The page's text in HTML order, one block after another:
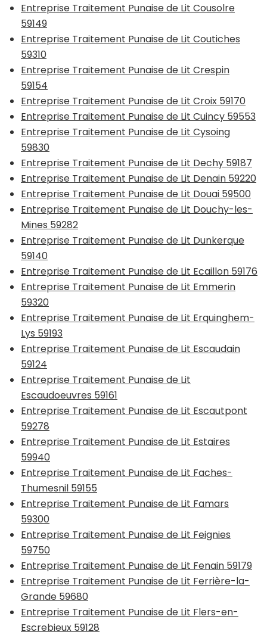
Entreprise Traitement Punaise de Lit Cousolre
59149
Entreprise Traitement Punaise de Lit Coutiches
59310
Entreprise Traitement Punaise de Lit Crespin
59154
Entreprise Traitement Punaise de Lit Croix 59170
Entreprise Traitement Punaise de Lit Cuincy 59553
Entreprise Traitement Punaise de Lit Cysoing
59830
Entreprise Traitement Punaise de Lit Dechy 59187
Entreprise Traitement Punaise de Lit Denain 59220
Entreprise Traitement Punaise de Lit Douai 59500
Entreprise Traitement Punaise de Lit Douchy-les-
Mines 59282
Entreprise Traitement Punaise de Lit Dunkerque
59140
Entreprise Traitement Punaise de Lit Ecaillon 59176
Entreprise Traitement Punaise de Lit Emmerin
59320
Entreprise Traitement Punaise de Lit Erquinghem-
Lys 59193
Entreprise Traitement Punaise de Lit Escaudain
59124
Entreprise Traitement Punaise de Lit
Escaudoeuvres 59161
Entreprise Traitement Punaise de Lit Escautpont
59278
Entreprise Traitement Punaise de Lit Estaires
59940
Entreprise Traitement Punaise de Lit Faches-
Thumesnil 59155
Entreprise Traitement Punaise de Lit Famars
59300
Entreprise Traitement Punaise de Lit Feignies
59750
Entreprise Traitement Punaise de Lit Fenain 59179
Entreprise Traitement Punaise de Lit Ferrière-la-
Grande 59680
Entreprise Traitement Punaise de Lit Flers-en-
Escrebieux 59128